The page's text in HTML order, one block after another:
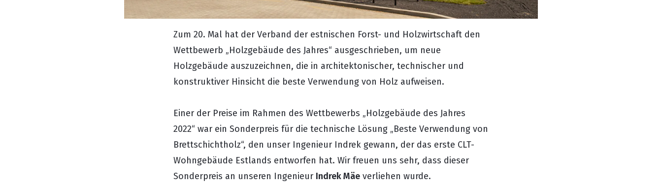
Zum 20. Mal hat der Verband der estnischen Forst- und Holzwirtschaft den
Wettbewerb „Holzgebäude des Jahres“ ausgeschrieben, um neue
Holzgebäude auszuzeichnen, die in architektonischer, technischer und
konstruktiver Hinsicht die beste Verwendung von Holz aufweisen.
Einer der Preise im Rahmen des Wettbewerbs „Holzgebäude des Jahres
2022“ war ein Sonderpreis für die technische Lösung „Beste Verwendung von
Brettschichtholz“, den unser Ingenieur Indrek gewann, der das erste CLT-
Wohngebäude Estlands entworfen hat. Wir freuen uns sehr, dass dieser
Sonderpreis an unseren Ingenieur Indrek Mäe verliehen wurde.